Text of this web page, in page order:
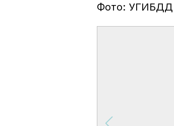
Фото: УГИБДД